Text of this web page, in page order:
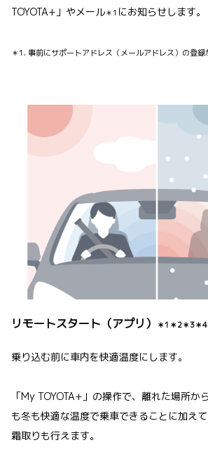
TOYOTA+」やメール＊1 にお知らせします。
＊1. 事前にサポートアドレス（メールアドレス）の登録
リモートスタート（アプリ） ＊1＊2＊3＊4
乗り込む前に車内を快適温度にします。
「My TOYOTA+」の操作で、離れた場所か
も冬も快適な温度で乗車できることに加え
霜取りも行えます。